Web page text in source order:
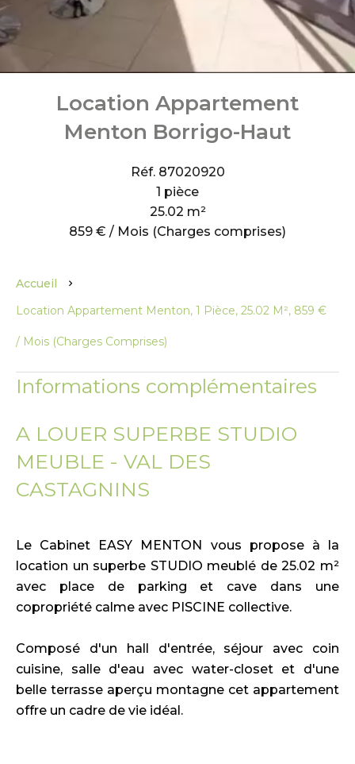
Location Appartement
Menton Borrigo-Haut
Réf. 87020920
1 pièce
25.02 m²
859 € / Mois (Charges comprises)
Accueil
Location Appartement Menton, 1 Pièce, 25.02 M², 859 €
/ Mois (Charges Comprises)
Informations complémentaires
A LOUER SUPERBE STUDIO
MEUBLE - VAL DES
CASTAGNINS
Le Cabinet EASY MENTON vous propose à la
location un superbe STUDIO meublé de 25.02 m²
avec place de parking et cave dans une
copropriété calme avec PISCINE collective.
Composé d'un hall d'entrée, séjour avec coin
cuisine, salle d'eau avec water-closet et d'une
belle terrasse aperçu montagne cet appartement
offre un cadre de vie idéal.